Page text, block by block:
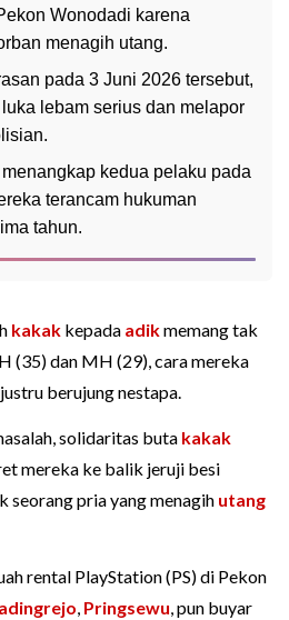
Wonodadi karena
menagih utang.
pada 3 Juni 2026 tersebut,
lebam serius dan melapor
kedua pelaku pada
terancam hukuman
tahun.
kakak kepada adikmemang tak
(35) dan MH (29), cara mereka
berujung nestapa.
solidaritas buta kakak
mereka ke balik jeruji besi
seorang pria yang menagih utang
rental PlayStation (PS) di Pekon
, Pringsewu, pun buyar